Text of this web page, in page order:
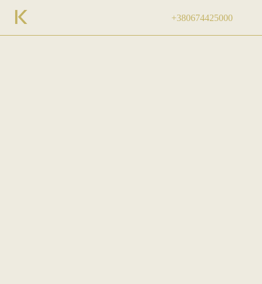
+380674425000